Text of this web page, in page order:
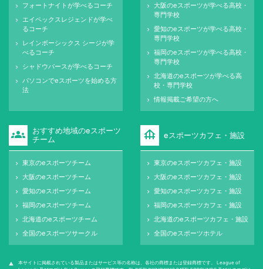
keyboard_arrow_right フォートナイトが学べるコーチ
keyboard_arrow_right
エイペックスレジェンドが学べ
るコーチ
keyboard_arrow_right
レインボーシックス シージが学
べるコーチ
keyboard_arrow_right シャドウバースが学べるコーチ
keyboard_arrow_right
パソコンでeスポーツを始める方
法
keyboard_arrow_right
大阪のeスポーツが学べる高校・
専門学校
keyboard_arrow_right
愛知のeスポーツが学べる高校・
専門学校
keyboard_arrow_right
福岡のeスポーツが学べる高校・
専門学校
keyboard_arrow_right
北海道のeスポーツが学べる高
校・専門学校
keyboard_arrow_right 情報掲載ご希望の方へ
groups
おすすめ地域のeスポーツ
チーム
keyboard_arrow_right 東京のeスポーツチーム
keyboard_arrow_right 大阪のeスポーツチーム
keyboard_arrow_right 愛知のeスポーツチーム
keyboard_arrow_right 福岡のeスポーツチーム
keyboard_arrow_right 北海道のeスポーツチーム
keyboard_arrow_right 全国のeスポーツサークル
foundation eスポーツカフェ・施設
keyboard_arrow_right 東京のeスポーツカフェ・施設
keyboard_arrow_right 大阪のeスポーツカフェ・施設
keyboard_arrow_right 愛知のeスポーツカフェ・施設
keyboard_arrow_right 福岡のeスポーツカフェ・施設
keyboard_arrow_right 北海道のeスポーツカフェ・施設
keyboard_arrow_right 全国のeスポーツホテル
warning
本サイトに掲載されている製品またはサービス等の名称は、各社の商標または登録商標です。 League of